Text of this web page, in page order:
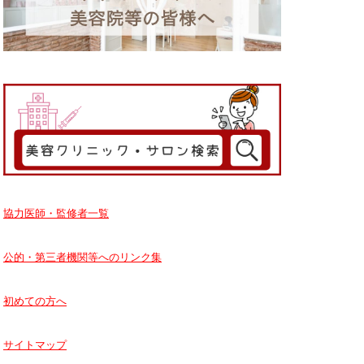
協力医師・監修者一覧
公的・第三者機関等へのリンク集
初めての方へ
サイトマップ